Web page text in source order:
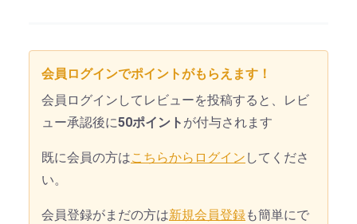
会員ログインでポイントがもらえます！
会員ログインしてレビューを投稿すると、レビ
ュー承認後に50ポイント が付与されます
既に会員の方はこちらからログイン してくださ
い。
会員登録がまだの方は新規会員登録も簡単にで